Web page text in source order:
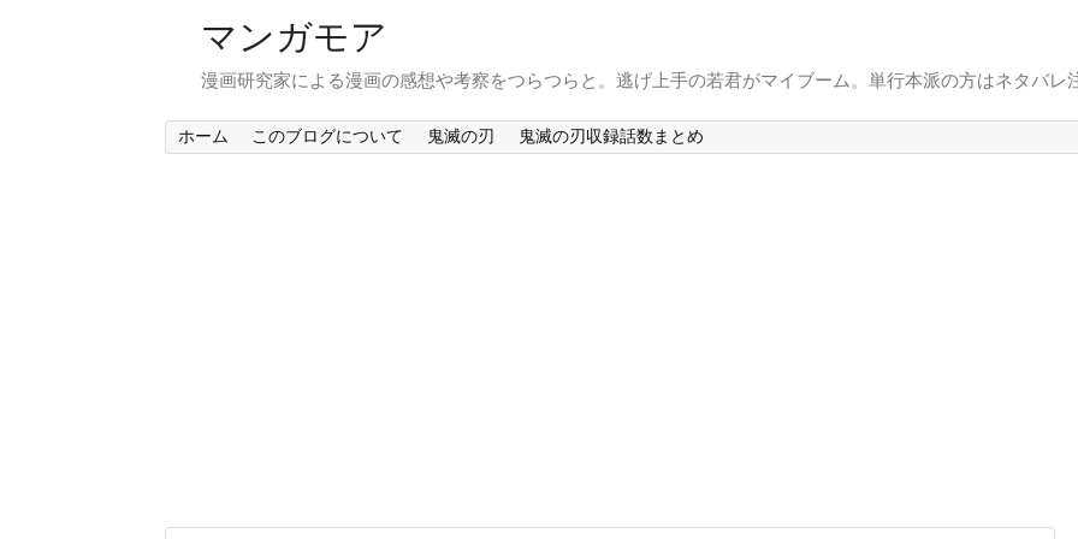
マンガモア
漫画研究家による漫画の感想や考察をつらつらと。逃げ上手の若君がマイブーム。単行本派の方はネタバレ
ホーム このブログについて 鬼滅の刃 鬼滅の刃収録話数まとめ